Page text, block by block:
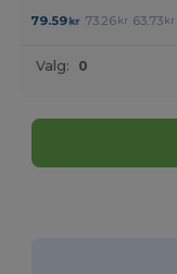
79.59kr 73.26 kr 63.73 kr
Valg: 0